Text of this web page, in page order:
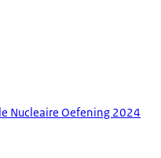
Nucleaire Oefening 2024